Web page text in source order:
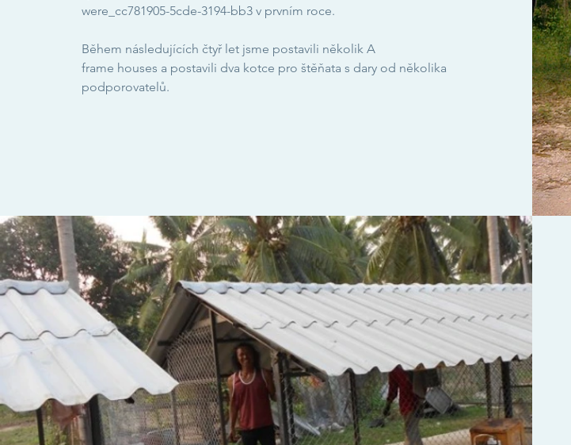
were_cc781905-5cde-3194-bb3 v prvním roce.
Během následujících čtyř let jsme postavili několik A
frame houses a postavili dva kotce pro štěňata s dary od několika
podporovatelů.